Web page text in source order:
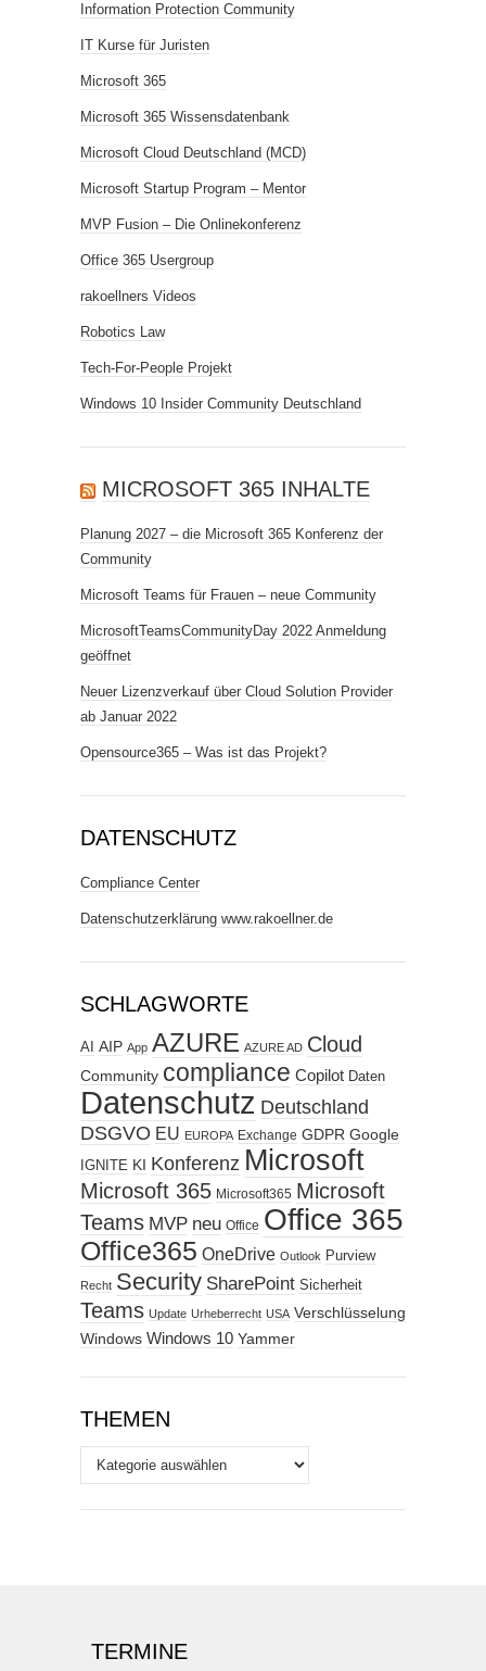
Information Protection Community
IT Kurse für Juristen
Microsoft 365
Microsoft 365 Wissensdatenbank
Microsoft Cloud Deutschland (MCD)
Microsoft Startup Program – Mentor
MVP Fusion – Die Onlinekonferenz
Office 365 Usergroup
rakoellners Videos
Robotics Law
Tech-For-People Projekt
Windows 10 Insider Community Deutschland
MICROSOFT 365 INHALTE
Planung 2027 – die Microsoft 365 Konferenz der
Community
Microsoft Teams für Frauen – neue Community
MicrosoftTeamsCommunityDay 2022 Anmeldung
geöffnet
Neuer Lizenzverkauf über Cloud Solution Provider
ab Januar 2022
Opensource365 – Was ist das Projekt?
DATENSCHUTZ
Compliance Center
Datenschutzerklärung www.rakoellner.de
SCHLAGWORTE
AI AIP App AZURE AZURE AD Cloud
Community compliance Copilot Daten
Datenschutz Deutschland
DSGVO EU EUROPA Exchange GDPR Google
IGNITE KI Konferenz Microsoft
Microsoft 365 Microsoft365 Microsoft
Teams MVP neu Office Office 365
Office365 OneDrive Outlook Purview
Recht Security SharePoint Sicherheit
Teams Update Urheberrecht USA Verschlüsselung
Windows Windows 10 Yammer
THEMEN
Themen
TERMINE